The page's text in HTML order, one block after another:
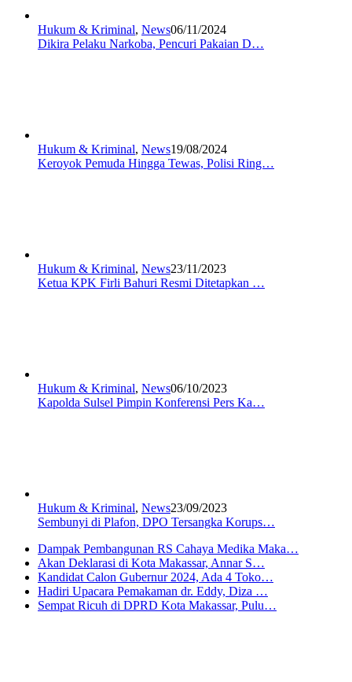
Hukum & Kriminal, News06/11/2024
Dikira Pelaku Narkoba, Pencuri Pakaian D…
Hukum & Kriminal, News19/08/2024
Keroyok Pemuda Hingga Tewas, Polisi Ring…
Hukum & Kriminal, News23/11/2023
Ketua KPK Firli Bahuri Resmi Ditetapkan …
Hukum & Kriminal, News06/10/2023
Kapolda Sulsel Pimpin Konferensi Pers Ka…
Hukum & Kriminal, News23/09/2023
Sembunyi di Plafon, DPO Tersangka Korups…
Dampak Pembangunan RS Cahaya Medika Maka…
Akan Deklarasi di Kota Makassar, Annar S…
Kandidat Calon Gubernur 2024, Ada 4 Toko…
Hadiri Upacara Pemakaman dr. Eddy, Diza …
Sempat Ricuh di DPRD Kota Makassar, Pulu…